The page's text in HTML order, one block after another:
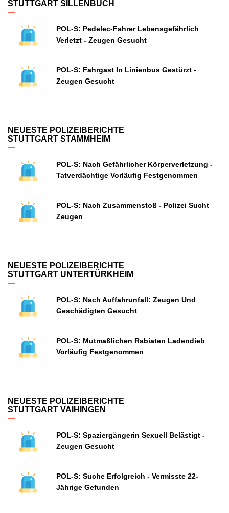
STUTTGART SILLENBUCH
POL-S: Pedelec-Fahrer Lebensgefährlich
Verletzt - Zeugen Gesucht
POL-S: Fahrgast In Linienbus Gestürzt -
Zeugen Gesucht
NEUESTE POLIZEIBERICHTE
STUTTGART STAMMHEIM
POL-S: Nach Gefährlicher Körperverletzung -
Tatverdächtige Vorläufig Festgenommen
POL-S: Nach Zusammenstoß - Polizei Sucht
Zeugen
NEUESTE POLIZEIBERICHTE
STUTTGART UNTERTÜRKHEIM
POL-S: Nach Auffahrunfall: Zeugen Und
Geschädigten Gesucht
POL-S: Mutmaßlichen Rabiaten Ladendieb
Vorläufig Festgenommen
NEUESTE POLIZEIBERICHTE
STUTTGART VAIHINGEN
POL-S: Spaziergängerin Sexuell Belästigt -
Zeugen Gesucht
POL-S: Suche Erfolgreich - Vermisste 22-
Jährige Gefunden